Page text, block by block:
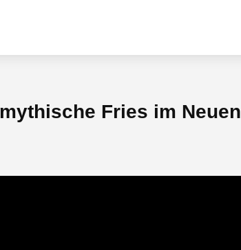
Fries im Neuen